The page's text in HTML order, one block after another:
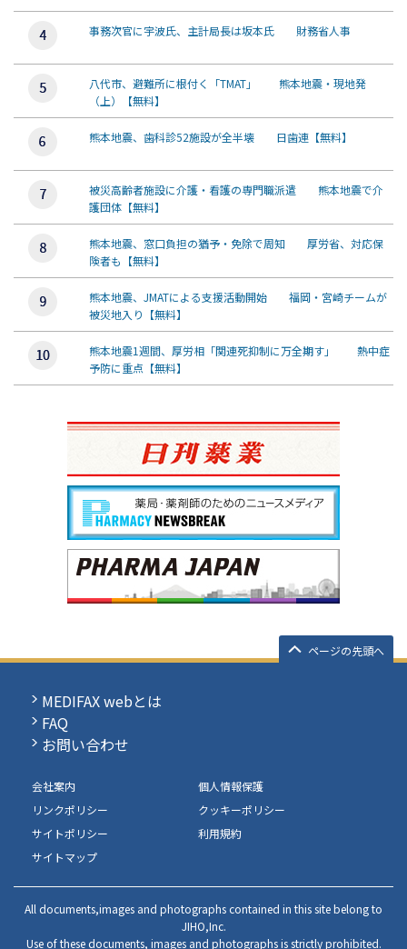
事務次官に宇波氏、主計局長は坂本氏 財務省人事
八代市、避難所に根付く「TMAT」 熊本地震・現地発
（上）【無料】
熊本地震、歯科診52施設が全半壊 日歯連【無料】
被災高齢者施設に介護・看護の専門職派遣 熊本地震で介
護団体【無料】
熊本地震、窓口負担の猶予・免除で周知 厚労省、対応保
険者も【無料】
熊本地震、JMATによる支援活動開始 福岡・宮崎チームが
被災地入り【無料】
熊本地震1週間、厚労相「関連死抑制に万全期す」 熱中症
予防に重点【無料】
ページの先頭へ
MEDIFAX webとは
FAQ
お問い合わせ
会社案内
個人情報保護
リンクポリシー
クッキーポリシー
サイトポリシー
利用規約
サイトマップ
All documents,images and photographs contained in this site belong to
JIHO,Inc.
Use of these documents, images and photographs is strictly prohibited.